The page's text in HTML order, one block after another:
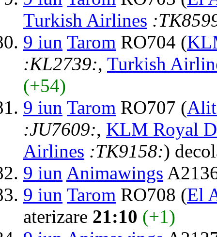
Turkish Airlines
9 iun Tarom RO704 (
:KL2739:, Turkish
(+54)
9 iun Tarom RO707 (
:JU7609:, KLM Royal
Airlines :TK9158:)
9 iun Animawings
9 iun Tarom RO708 (El
aterizare 21:10 (+1)